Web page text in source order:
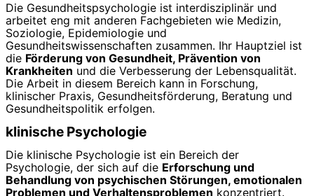
Die Gesundheitspsychologie ist interdisziplinär und
arbeitet eng mit anderen Fachgebieten wie Medizin,
Soziologie, Epidemiologie und
Gesundheitswissenschaften zusammen. Ihr Hauptziel ist
die Förderung von Gesundheit, Prävention von
Krankheiten und die Verbesserung der Lebensqualität.
Die Arbeit in diesem Bereich kann in Forschung,
klinischer Praxis, Gesundheitsförderung, Beratung und
Gesundheitspolitik erfolgen.
klinische Psychologie
Die klinische Psychologie ist ein Bereich der
Psychologie, der sich auf die Erforschung und
Behandlung von psychischen Störungen, emotionalen
Problemen und Verhaltensproblemen konzentriert.